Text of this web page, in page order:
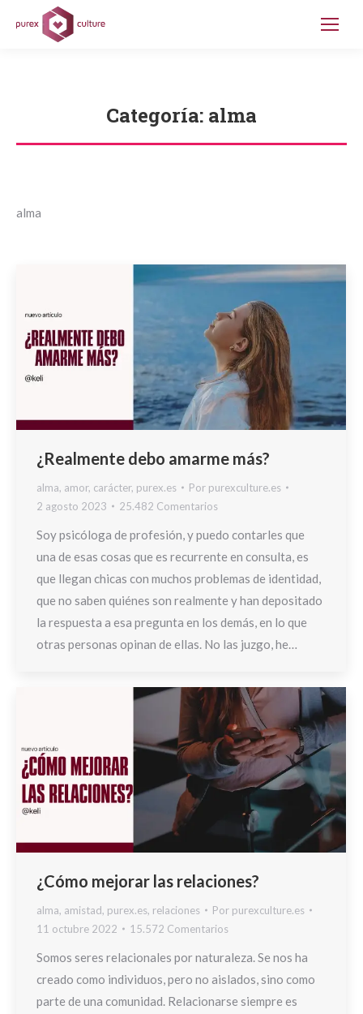
Categoría: alma
Estás aquí:
alma
¿Realmente debo amarme más?
alma, amor, carácter, purex.es Por purexculture.es
2 agosto 2023
25.482 Comentarios
Soy psicóloga de profesión, y puedo contarles que
una de esas cosas que es recurrente en consulta, es
que llegan chicas con muchos problemas de identidad,
que no saben quiénes son realmente y han depositado
la respuesta a esa pregunta en los demás, en lo que
otras personas opinan de ellas. No las juzgo, he…
¿Cómo mejorar las relaciones?
alma, amistad, purex.es, relaciones Por purexculture.es
11 octubre 2022
15.572 Comentarios
Somos seres relacionales por naturaleza. Se nos ha
creado como individuos, pero no aislados, sino como
parte de una comunidad. Relacionarse siempre es